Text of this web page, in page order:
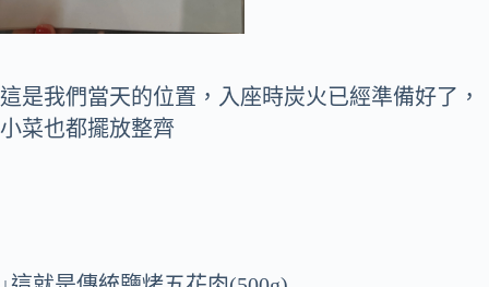
這是我們當天的位置，入座時炭火已經準備好了，
小菜也都擺放整齊